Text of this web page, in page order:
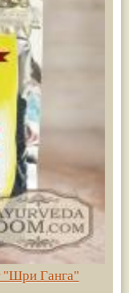
"Шри Ганга"